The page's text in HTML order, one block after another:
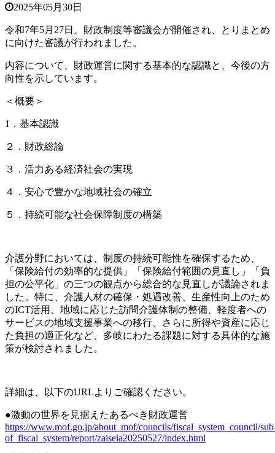
2025年05月30日
令和7年5月27日、 財政制度等審議会が開催され、とりまとめ
に向けた審議が行われました。
内容について、財政運営に関する基本的な認識と、今後の方
向性を示しています。
＜概要＞
1．基本認識
２．財政総論
３．活力ある経済社会の実現
４．安心で豊かな地域社会の確立
５．持続可能な社会保障制度の構築
介護分野においては、制度の持続可能性を確保するため、
「保険給付の効率的な提供」「保険給付範囲の見直し」「負
担の公平化」の三つの観点から総合的な見直しが議論されま
した。特に、介護人材の確保・処遇改善、生産性向上のため
のICT活用、地域に応じた訪問介護体制の整備、軽度者への
サービスの地域支援事業への移行、さらに所得や資産に応じ
た負担の適正化など、多岐にわたる課題に対する具体的な施
策が検討されました。
詳細は、以下のURLよりご確認ください。
●激動の世界を見据えたあるべき財政運営
https://www.mof.go.jp/about_mof/councils/fiscal_system_council/
of_fiscal_system/report/zaiseia20250527/index.html